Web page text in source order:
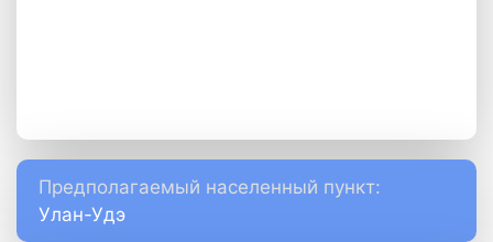
Предполагаемый населенный пункт:
Улан-Удэ